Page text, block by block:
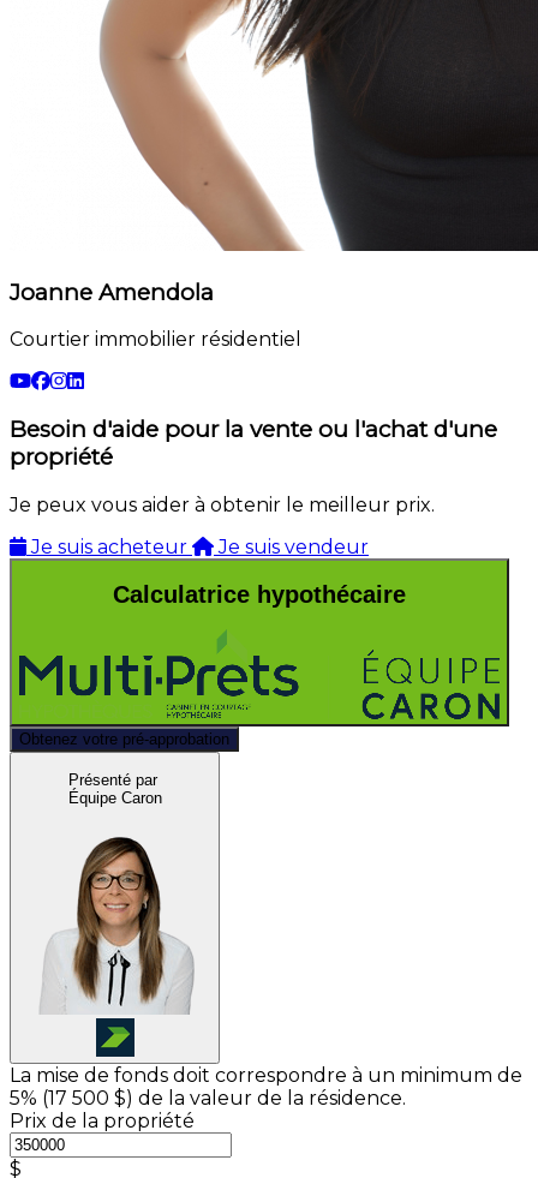
Joanne Amendola
Courtier immobilier résidentiel
Besoin d'aide pour la vente ou l'achat d'une
propriété
Je peux vous aider à obtenir le meilleur prix.
Je suis acheteur
Je suis vendeur
Calculatrice hypothécaire
Obtenez votre pré-approbation
Présenté par
Équipe Caron
La mise de fonds doit correspondre à un minimum de
5% (17 500 $) de la valeur de la résidence.
Prix de la propriété
$